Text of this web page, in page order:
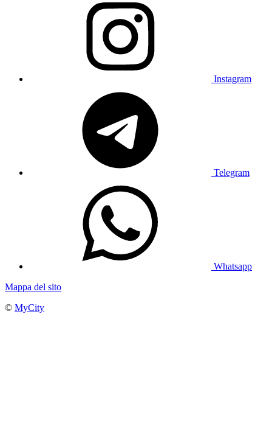
Instagram
Telegram
Whatsapp
Mappa del sito
© MyCity